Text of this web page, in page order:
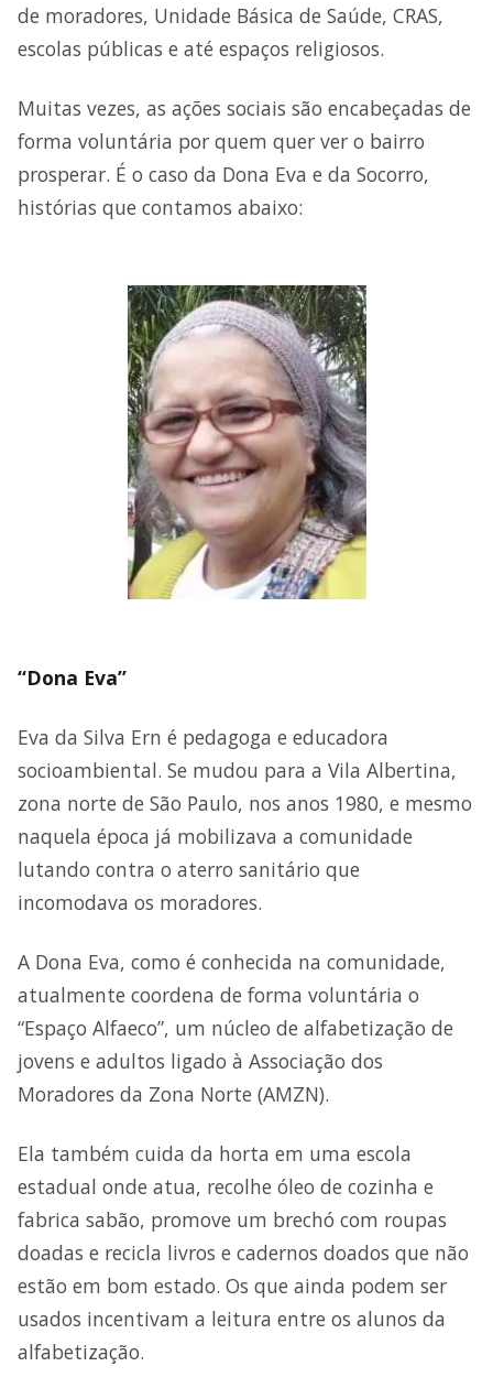
de moradores, Unidade Básica de Saúde, CRAS,
escolas públicas e até espaços religiosos.
Muitas vezes, as ações sociais são encabeçadas de
forma voluntária por quem quer ver o bairro
prosperar. É o caso da Dona Eva e da Socorro,
histórias que contamos abaixo:
“Dona Eva”
Eva da Silva Ern é pedagoga e educadora
socioambiental. Se mudou para a Vila Albertina,
zona norte de São Paulo, nos anos 1980, e mesmo
naquela época já mobilizava a comunidade
lutando contra o aterro sanitário que
incomodava os moradores.
A Dona Eva, como é conhecida na comunidade,
atualmente coordena de forma voluntária o
“Espaço Alfaeco”, um núcleo de alfabetização de
jovens e adultos ligado à Associação dos
Moradores da Zona Norte (AMZN).
Ela também cuida da horta em uma escola
estadual onde atua, recolhe óleo de cozinha e
fabrica sabão, promove um brechó com roupas
doadas e recicla livros e cadernos doados que não
estão em bom estado. Os que ainda podem ser
usados incentivam a leitura entre os alunos da
alfabetização.